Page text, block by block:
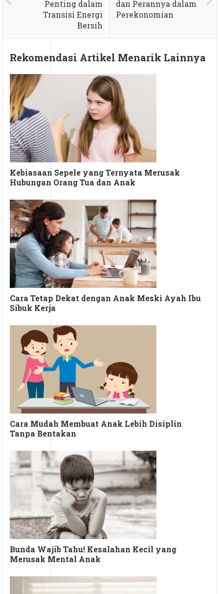
Penting dalam
Transisi Energi
Bersih
dan Perannya dalam
Perekonomian
Rekomendasi Artikel Menarik Lainnya
Kebiasaan Sepele yang Ternyata Merusak
Hubungan Orang Tua dan Anak
Cara Tetap Dekat dengan Anak Meski Ayah Ibu
Sibuk Kerja
Cara Mudah Membuat Anak Lebih Disiplin
Tanpa Bentakan
Bunda Wajib Tahu! Kesalahan Kecil yang
Merusak Mental Anak